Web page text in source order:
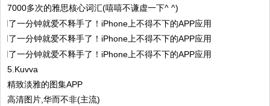
7000多次的雅思核心词汇(嘻嘻不谦虚一下^ ^)
5.Kuvva
精致淡雅的图集APP
高清图片,华而不非(主流)